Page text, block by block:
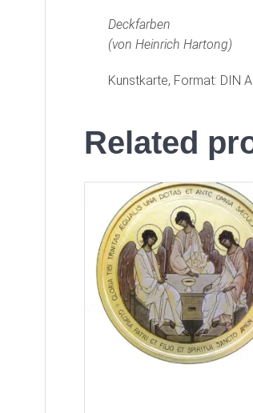
Deckfarben
(von Heinrich Hartong)
Kunstkarte, Format: DIN
Related